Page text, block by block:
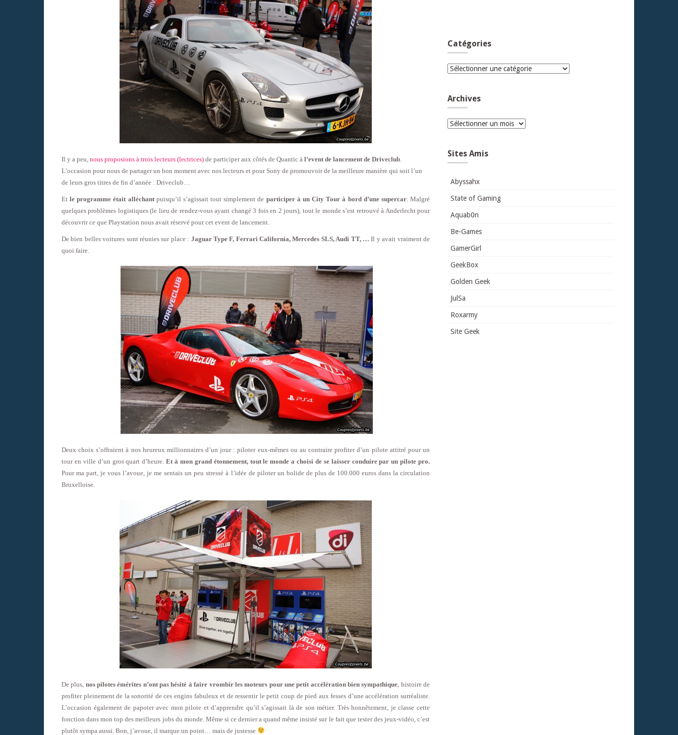
Il y a peu, nous proposions à trois lecteurs (lectrices) de participer aux côtés de Quantic à l’event de lancement de Driveclub
L’occasion pour nous de partager un bon moment avec nos lecteurs et pour Sony de promouvoir de la meilleure manière qui soit l’un
de leurs gros titres de fin d’année : Driveclub…
Etle programme était alléchantpuisqu’il s’agissait tout simplement de participer à un City Tour à bord d’une supercar. Malgré
quelques problèmes logistiques (le lieu de rendez-vous ayant changé 3 fois en 2 jours), tout le monde s’est retrouvé à Anderlecht pour
découvrir ce que Playstation nous avait réservé pour cet event de lancement.
De bien belles voitures sont réunies sur place : Jaguar Type F, Ferrari California, Mercedes SLS, Audi TT, … Il y avait vraiment de
quoi faire.
Deux choix s’offraient à nos heureux millionnaires d’un jour : piloter eux-mêmes ou au contraire profiter d’un pilote attitré pour un
tour en ville d’un gros quart d’heure.Et à mon grand étonnement, tout le monde a choisi de se laisser conduire par un pilote pro.
Pour ma part, je vous l’avoue, je me sentais un peu stressé à l’idée de piloter un bolide de plus de 100.000 euros dans la circulation
Bruxelloise.
De plus, nos pilotes émérites n’ont pas hésité à faire vrombir les moteurs pour une petit accélération bien sympathique , histoire de
profiter pleinement de la sonorité de ces engins fabuleux et de ressentir le petit coup de pied aux fesses d’une accélération surréaliste.
L’occasion également de papoter avec mon pilote et d’apprendre qu’il s’agissait là de son métier. Très honnêtement, je classe cette
fonction dans mon top des meilleurs jobs du monde. Même si ce dernier a quand même insisté sur le fait que tester des jeux-vidéo, c’est
plutôt sympa aussi. Bon, j’avoue, il marque un point… mais de justesse
Catégories
Catégories
Archives
Archives
Sites Amis
Abyssahx
State of Gaming
Aquab0n
Be-Games
GamerGirl
GeekBox
Golden Geek
JulSa
Roxarmy
Site Geek